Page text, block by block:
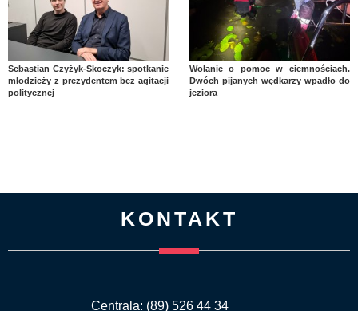
Sebastian Czyżyk-Skoczyk: spotkanie
młodzieży z prezydentem bez agitacji
politycznej
Wołanie o pomoc w ciemnościach.
Dwóch pijanych wędkarzy wpadło do
jeziora
KONTAKT
Centrala: (89) 526 44 34